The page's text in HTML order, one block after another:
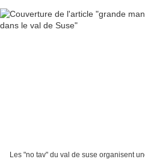
Les "no tav" du val de suse organisent